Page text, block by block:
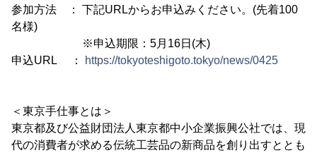
参加方法 ： 下記URLからお申込みください。(先着100
名様)
※申込期限：5月16日(木)
申込URL ：
https://tokyoteshigoto.tokyo/news/0425
＜東京手仕事とは＞
東京都及び公益財団法人東京都中小企業振興公社では、現
代の消費者が求める伝統工芸品の新商品を創り出すととも